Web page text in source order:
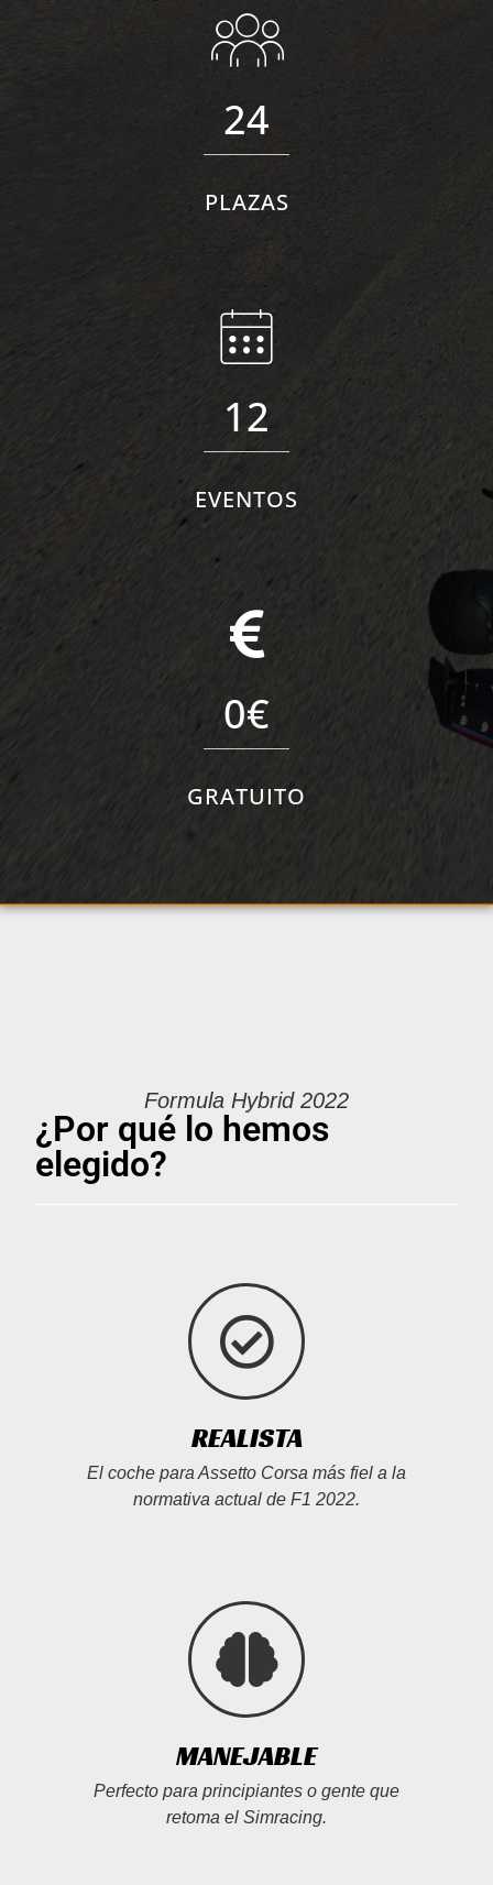
24
PLAZAS
12
EVENTOS
0€
GRATUITO
Formula Hybrid 2022
¿Por qué lo hemos
elegido?
REALISTA
El coche para Assetto Corsa más fiel a la
normativa actual de F1 2022.
MANEJABLE
Perfecto para principiantes o gente que
retoma el Simracing.